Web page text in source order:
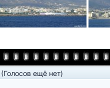
(Голосов ещё нет)